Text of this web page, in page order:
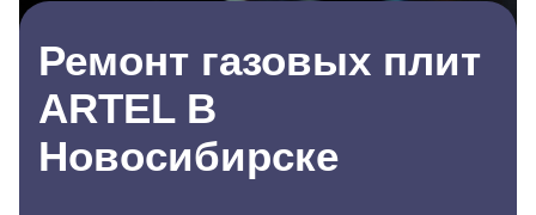
Ремонт газовых плит
ARTEL В
Новосибирске